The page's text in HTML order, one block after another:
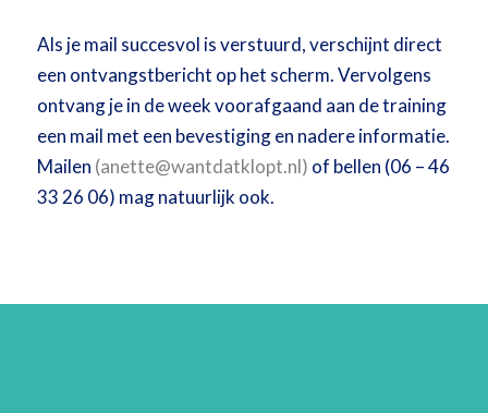
Als je mail succesvol is verstuurd, verschijnt direct
een ontvangstbericht op het scherm. Vervolgens
ontvang je in de week voorafgaand aan de training
een mail met een bevestiging en nadere informatie.
Mailen (anette@wantdatklopt.nl) of bellen (06 – 46
33 26 06) mag natuurlijk ook.